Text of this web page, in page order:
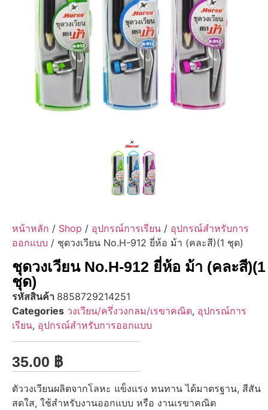
หน้าหลัก / Shop / อุปกรณ์การเรียน / อุปกรณ์สำหรับการ
ออกแบบ / ชุดวงเวียน No.H-912 ยี่ห้อ ม้า (คละสี)(1 ชุด)
ชุดวงเวียน No.H-912 ยี่ห้อ ม้า (คละสี)(1
ชุด)
รหัสสินค้า 8858729214251
Categories วงเวียน/ครึ่งวงกลม/เรขาคณิต, อุปกรณ์การ
เรียน, อุปกรณ์สำหรับการออกแบบ
35.00 ฿
ตัววงเวียนผลิตจากโลหะ แข็งแรง ทนทาน ได้มาตรฐาน, สีสัน
สดใส, ใช้สำหรับงานออกแบบ หรือ งานเรขาคณิต